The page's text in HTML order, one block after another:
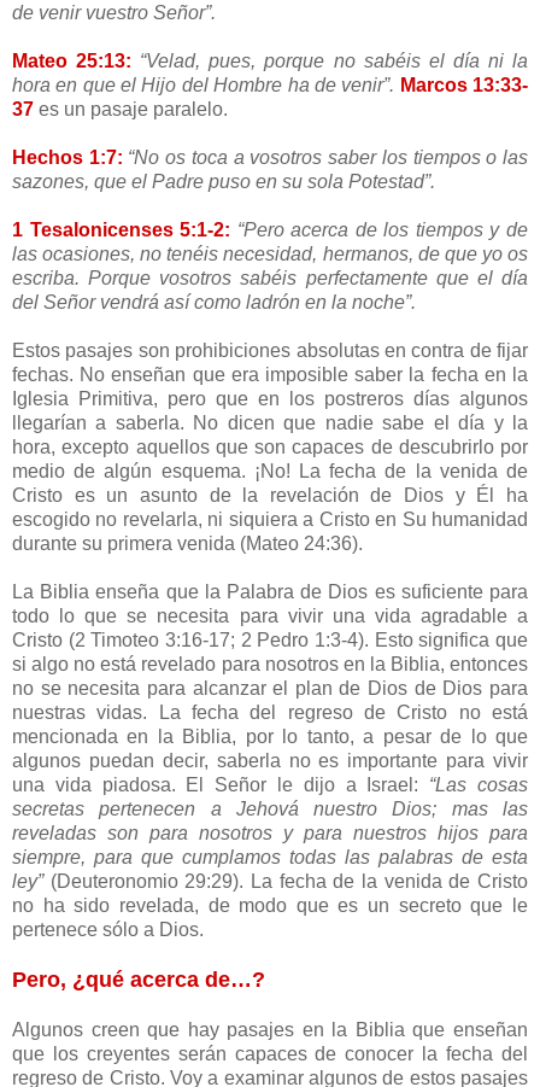
de venir vuestro Señor”.
Mateo 25:13: “Velad, pues, porque no sabéis el día ni la
hora en que el Hijo del Hombre ha de venir”. Marcos 13:33-
37 es un pasaje paralelo.
Hechos 1:7: “No os toca a vosotros saber los tiempos o las
sazones, que el Padre puso en su sola Potestad”.
1 Tesalonicenses 5:1-2: “Pero acerca de los tiempos y de
las ocasiones, no tenéis necesidad, hermanos, de que yo os
escriba. Porque vosotros sabéis perfectamente que el día
del Señor vendrá así como ladrón en la noche”.
Estos pasajes son prohibiciones absolutas en contra de fijar
fechas. No enseñan que era imposible saber la fecha en la
Iglesia Primitiva, pero que en los postreros días algunos
llegarían a saberla. No dicen que nadie sabe el día y la
hora, excepto aquellos que son capaces de descubrirlo por
medio de algún esquema. ¡No! La fecha de la venida de
Cristo es un asunto de la revelación de Dios y Él ha
escogido no revelarla, ni siquiera a Cristo en Su humanidad
durante su primera venida (Mateo 24:36).
La Biblia enseña que la Palabra de Dios es suficiente para
todo lo que se necesita para vivir una vida agradable a
Cristo (2 Timoteo 3:16-17; 2 Pedro 1:3-4). Esto significa que
si algo no está revelado para nosotros en la Biblia, entonces
no se necesita para alcanzar el plan de Dios de Dios para
nuestras vidas. La fecha del regreso de Cristo no está
mencionada en la Biblia, por lo tanto, a pesar de lo que
algunos puedan decir, saberla no es importante para vivir
una vida piadosa. El Señor le dijo a Israel: “Las cosas
secretas pertenecen a Jehová nuestro Dios; mas las
reveladas son para nosotros y para nuestros hijos para
siempre, para que cumplamos todas las palabras de esta
ley” (Deuteronomio 29:29). La fecha de la venida de Cristo
no ha sido revelada, de modo que es un secreto que le
pertenece sólo a Dios.
Pero, ¿qué acerca de…?
Algunos creen que hay pasajes en la Biblia que enseñan
que los creyentes serán capaces de conocer la fecha del
regreso de Cristo. Voy a examinar algunos de estos pasajes